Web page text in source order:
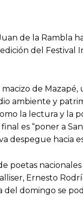
de la Rambla
del Festival
de
ambiente y
la lectura y la
es “poner a
despegue hacia
poetas
Ernesto
del domingo se